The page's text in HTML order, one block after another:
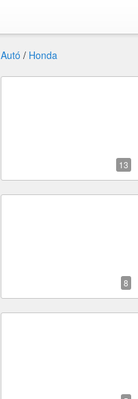
Autó / Honda